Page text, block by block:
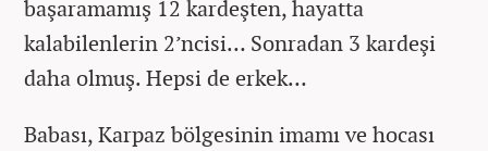
başaramamış 12 kardeşten, hayatta
kalabilenlerin 2’ncisi… Sonradan 3 kardeşi
daha olmuş. Hepsi de erkek…
Babası, Karpaz bölgesinin imamı ve hocası